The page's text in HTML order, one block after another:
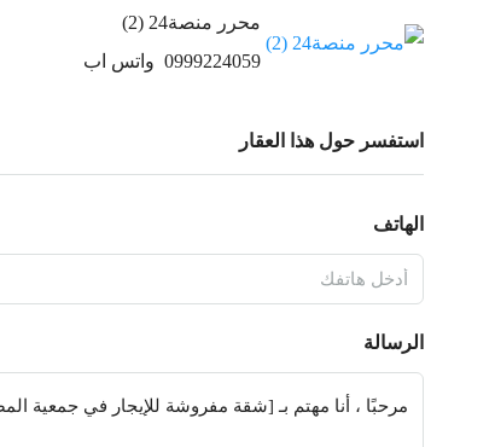
محرر منصة24 (2)
0999224059 واتس اب
استفسر حول هذا العقار
الهاتف
الرسالة